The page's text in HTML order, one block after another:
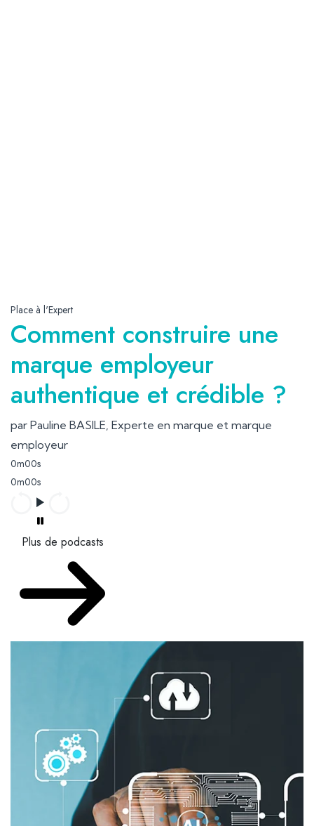
Place à l'Expert
Comment construire une
marque employeur
authentique et crédible ?
par Pauline BASILE, Experte en marque et marque
employeur
0m00s
0m00s
Plus de podcasts